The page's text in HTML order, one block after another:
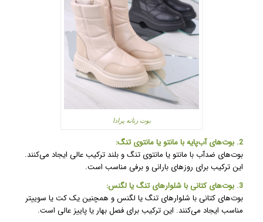
بوت زنانه پرادا
2. بوت‌های آب‌پایه با مانتو یا مانتوی تنگ:
بوت‌های ضدآب با مانتو یا مانتوی تنگ و بلند ترکیب عالی ایجاد می‌کنند.
این ترکیب برای روزهای بارانی و برفی مناسب است.
3. بوت‌های کتانی با شلوارهای تنگ یا لگنس:
بوت‌های کتانی با شلوارهای تنگ یا لگنس و همچنین یک کت یا سوییتر
مناسب ایجاد می‌کنند. این ترکیب برای فصل بهار یا پاییز عالی است.